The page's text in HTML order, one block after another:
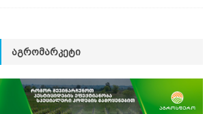
ᲐᲒᲠᲝᲛᲐᲠᲙᲔᲢᲘ